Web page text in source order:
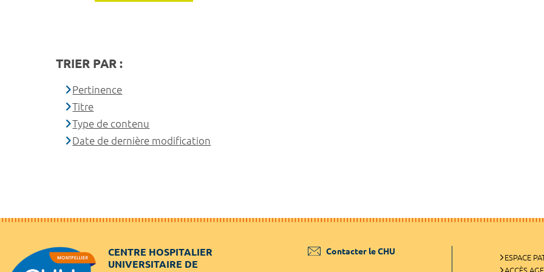
TRIER PAR :
Pertinence
Titre
Type de contenu
Date de dernière modification
CENTRE HOSPITALIER
UNIVERSITAIRE DE
Contacter le CHU
ESPACE
ACCÈS